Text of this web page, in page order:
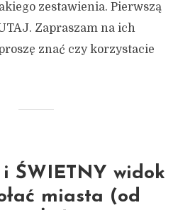
zestawienia. Pierwszą
Zapraszam na ich
znać czy korzystacie
ŚWIETNY widok
miasta (od